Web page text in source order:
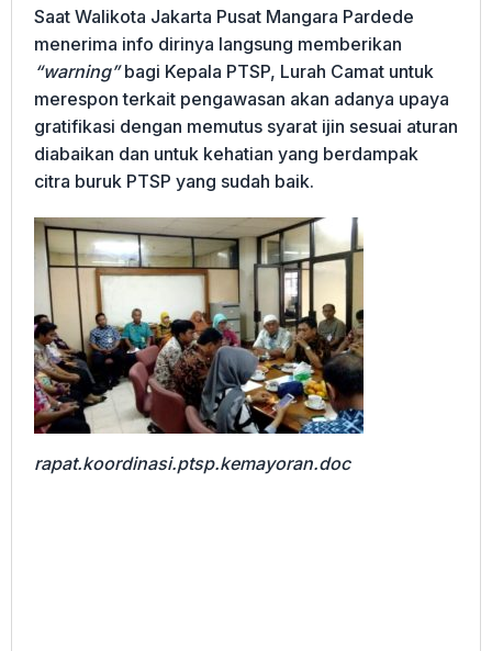
Saat Walikota Jakarta Pusat Mangara Pardede
menerima info dirinya langsung memberikan
“warning”bagi Kepala PTSP, Lurah Camat untuk
merespon terkait pengawasan akan adanya upaya
gratifikasi dengan memutus syarat ijin sesuai aturan
diabaikan dan untuk kehatian yang berdampak
citra buruk PTSP yang sudah baik.
rapat.koordinasi.ptsp.kemayoran.doc